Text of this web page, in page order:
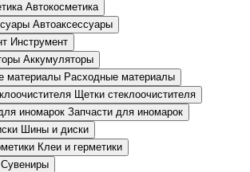
Автокосметика
Автоаксессуары
Инструмент
Аккумуляторы
Расходные материалы
Щетки стеклоочистителя
Запчасти для иномарок
Шины и диски
Клеи и герметики
Сувениры